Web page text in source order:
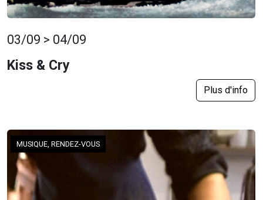
03/09 > 04/09
Kiss & Cry
Plus d'info
MUSIQUE, RENDEZ-VOUS